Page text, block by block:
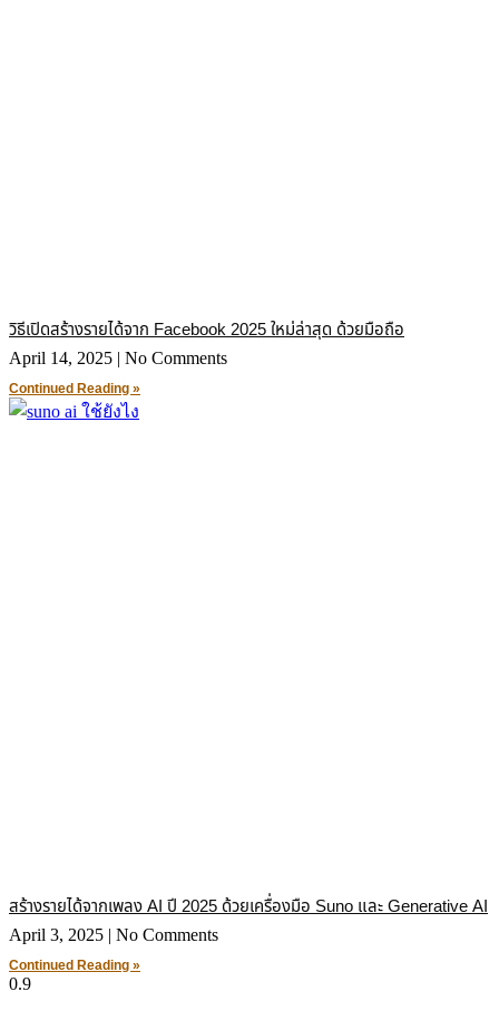
วิธีเปิดสร้างรายได้จาก Facebook 2025 ใหม่ล่าสุด ด้วยมือถือ
April 14, 2025 No Comments
Continued Reading »
สร้างรายได้จากเพลง AI ปี 2025 ด้วยเครื่องมือ Suno และ Generative AI
April 3, 2025 No Comments
Continued Reading »